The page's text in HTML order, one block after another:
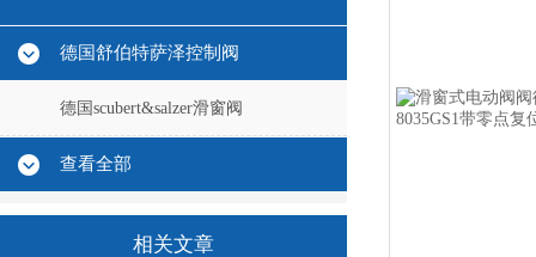
德国舒伯特萨泽控制阀
德国scubert&salzer滑窗阀
查看全部
相关文章